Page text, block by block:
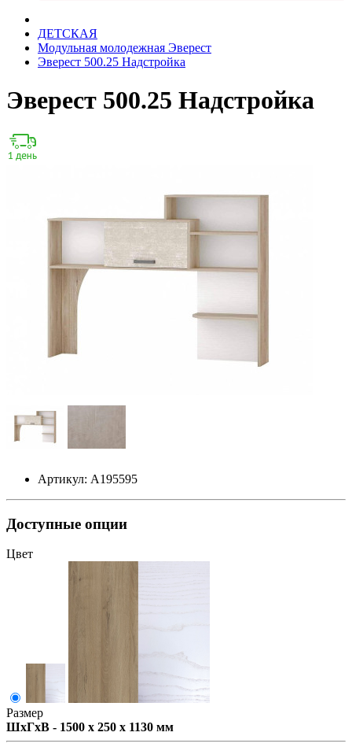
ДЕТСКАЯ
Модульная молодежная Эверест
Эверест 500.25 Надстройка
Эверест 500.25 Надстройка
Артикул: А195595
Доступные опции
Цвет
Размер
ШxГxВ - 1500 x 250 x 1130 мм